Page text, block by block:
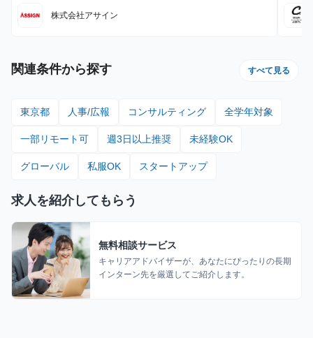
株式会社アサイン
関連条件から探す すべて見る
東京都 人事/広報 コンサルティング 全学年対象
一部リモート可 週3日以上推奨 未経験OK
グローバル 私服OK スタートアップ
求人を紹介してもらう
無料相談サービス
キャリアアドバイザーが、あなたにぴったりの長期
インターン先を厳選してご紹介します。